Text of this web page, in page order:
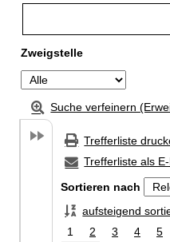
Zweigstelle
Suche verfeinern
Trefferliste
Trefferliste als
Sortieren nach
aufsteigend
1
2 3 4 5